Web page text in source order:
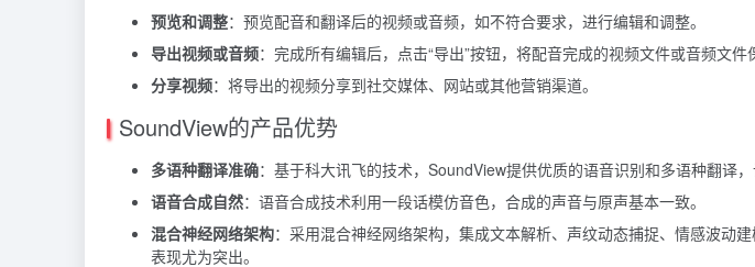
预览和调整：预览配音和翻译后的视频或音频，如不符合要求，进行编辑和调整。
导出视频或音频：完成所有编辑后，点击“导出”按钮，将配音完成的视频文件或音频文件
分享视频：将导出的视频分享到社交媒体、网站或其他营销渠道。
SoundView的产品优势
多语种翻译准确：基于科大讯飞的技术，SoundView提供优质的语音识别和多语种翻译，
语音合成自然：语音合成技术利用一段话模仿音色，合成的声音与原声基本一致。
混合神经网络架构：采用混合神经网络架构，集成文本解析、声纹动态捕捉、情感波动
表现尤为突出。